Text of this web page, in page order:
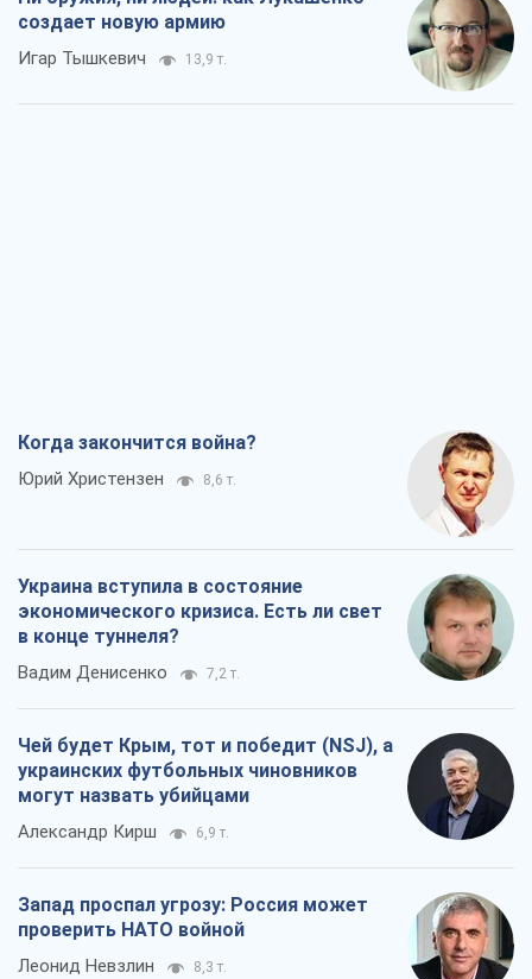
создает новую армию
Игар Тышкевич 13,9 т.
Когда закончится война?
Юрий Христензен 8,6 т.
Украина вступила в состояние
экономического кризиса. Есть ли свет
в конце туннеля?
Вадим Денисенко 7,2 т.
Чей будет Крым, тот и победит (NSJ), а
украинских футбольных чиновников
могут назвать убийцами
Александр Кирш 6,9 т.
Запад проспал угрозу: Россия может
проверить НАТО войной
Леонид Невзлин 8,3 т.